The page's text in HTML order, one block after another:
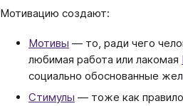
Мотивацию создают:
Мотивы ― то, ради чего
любимая работа или лакомая
социально обоснованные
Cтимулы ― тоже как